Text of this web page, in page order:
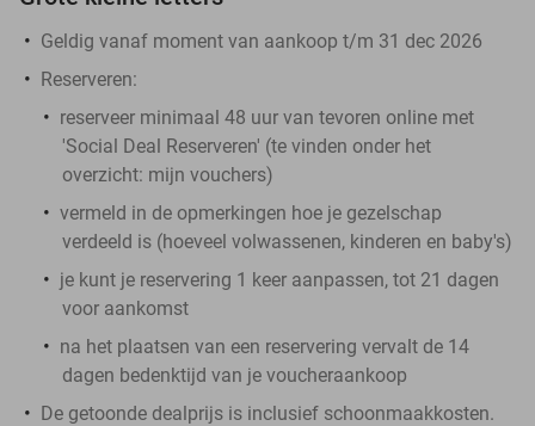
Geldig vanaf moment van aankoop t/m 31 dec 2026
Reserveren:
reserveer minimaal 48 uur van tevoren online met
'Social Deal Reserveren' (te vinden onder het
overzicht: mijn vouchers)
vermeld in de opmerkingen hoe je gezelschap
verdeeld is (hoeveel volwassenen, kinderen en baby's)
je kunt je reservering 1 keer aanpassen, tot 21 dagen
voor aankomst
na het plaatsen van een reservering vervalt de 14
dagen bedenktijd van je voucheraankoop
De getoonde dealprijs is inclusief schoonmaakkosten.